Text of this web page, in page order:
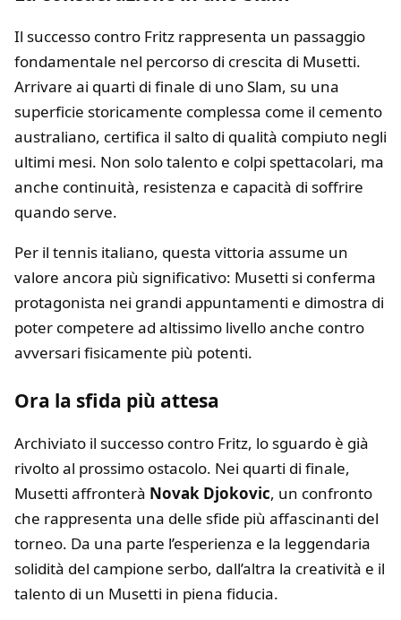
Il successo contro Fritz rappresenta un passaggio
fondamentale nel percorso di crescita di Musetti.
Arrivare ai quarti di finale di uno Slam, su una
superficie storicamente complessa come il cemento
australiano, certifica il salto di qualità compiuto negli
ultimi mesi. Non solo talento e colpi spettacolari, ma
anche continuità, resistenza e capacità di soffrire
quando serve.
Per il tennis italiano, questa vittoria assume un
valore ancora più significativo: Musetti si conferma
protagonista nei grandi appuntamenti e dimostra di
poter competere ad altissimo livello anche contro
avversari fisicamente più potenti.
Ora la sfida più attesa
Archiviato il successo contro Fritz, lo sguardo è già
rivolto al prossimo ostacolo. Nei quarti di finale,
Musetti affronterà Novak Djokovic, un confronto
che rappresenta una delle sfide più affascinanti del
torneo. Da una parte l’esperienza e la leggendaria
solidità del campione serbo, dall’altra la creatività e il
talento di un Musetti in piena fiducia.